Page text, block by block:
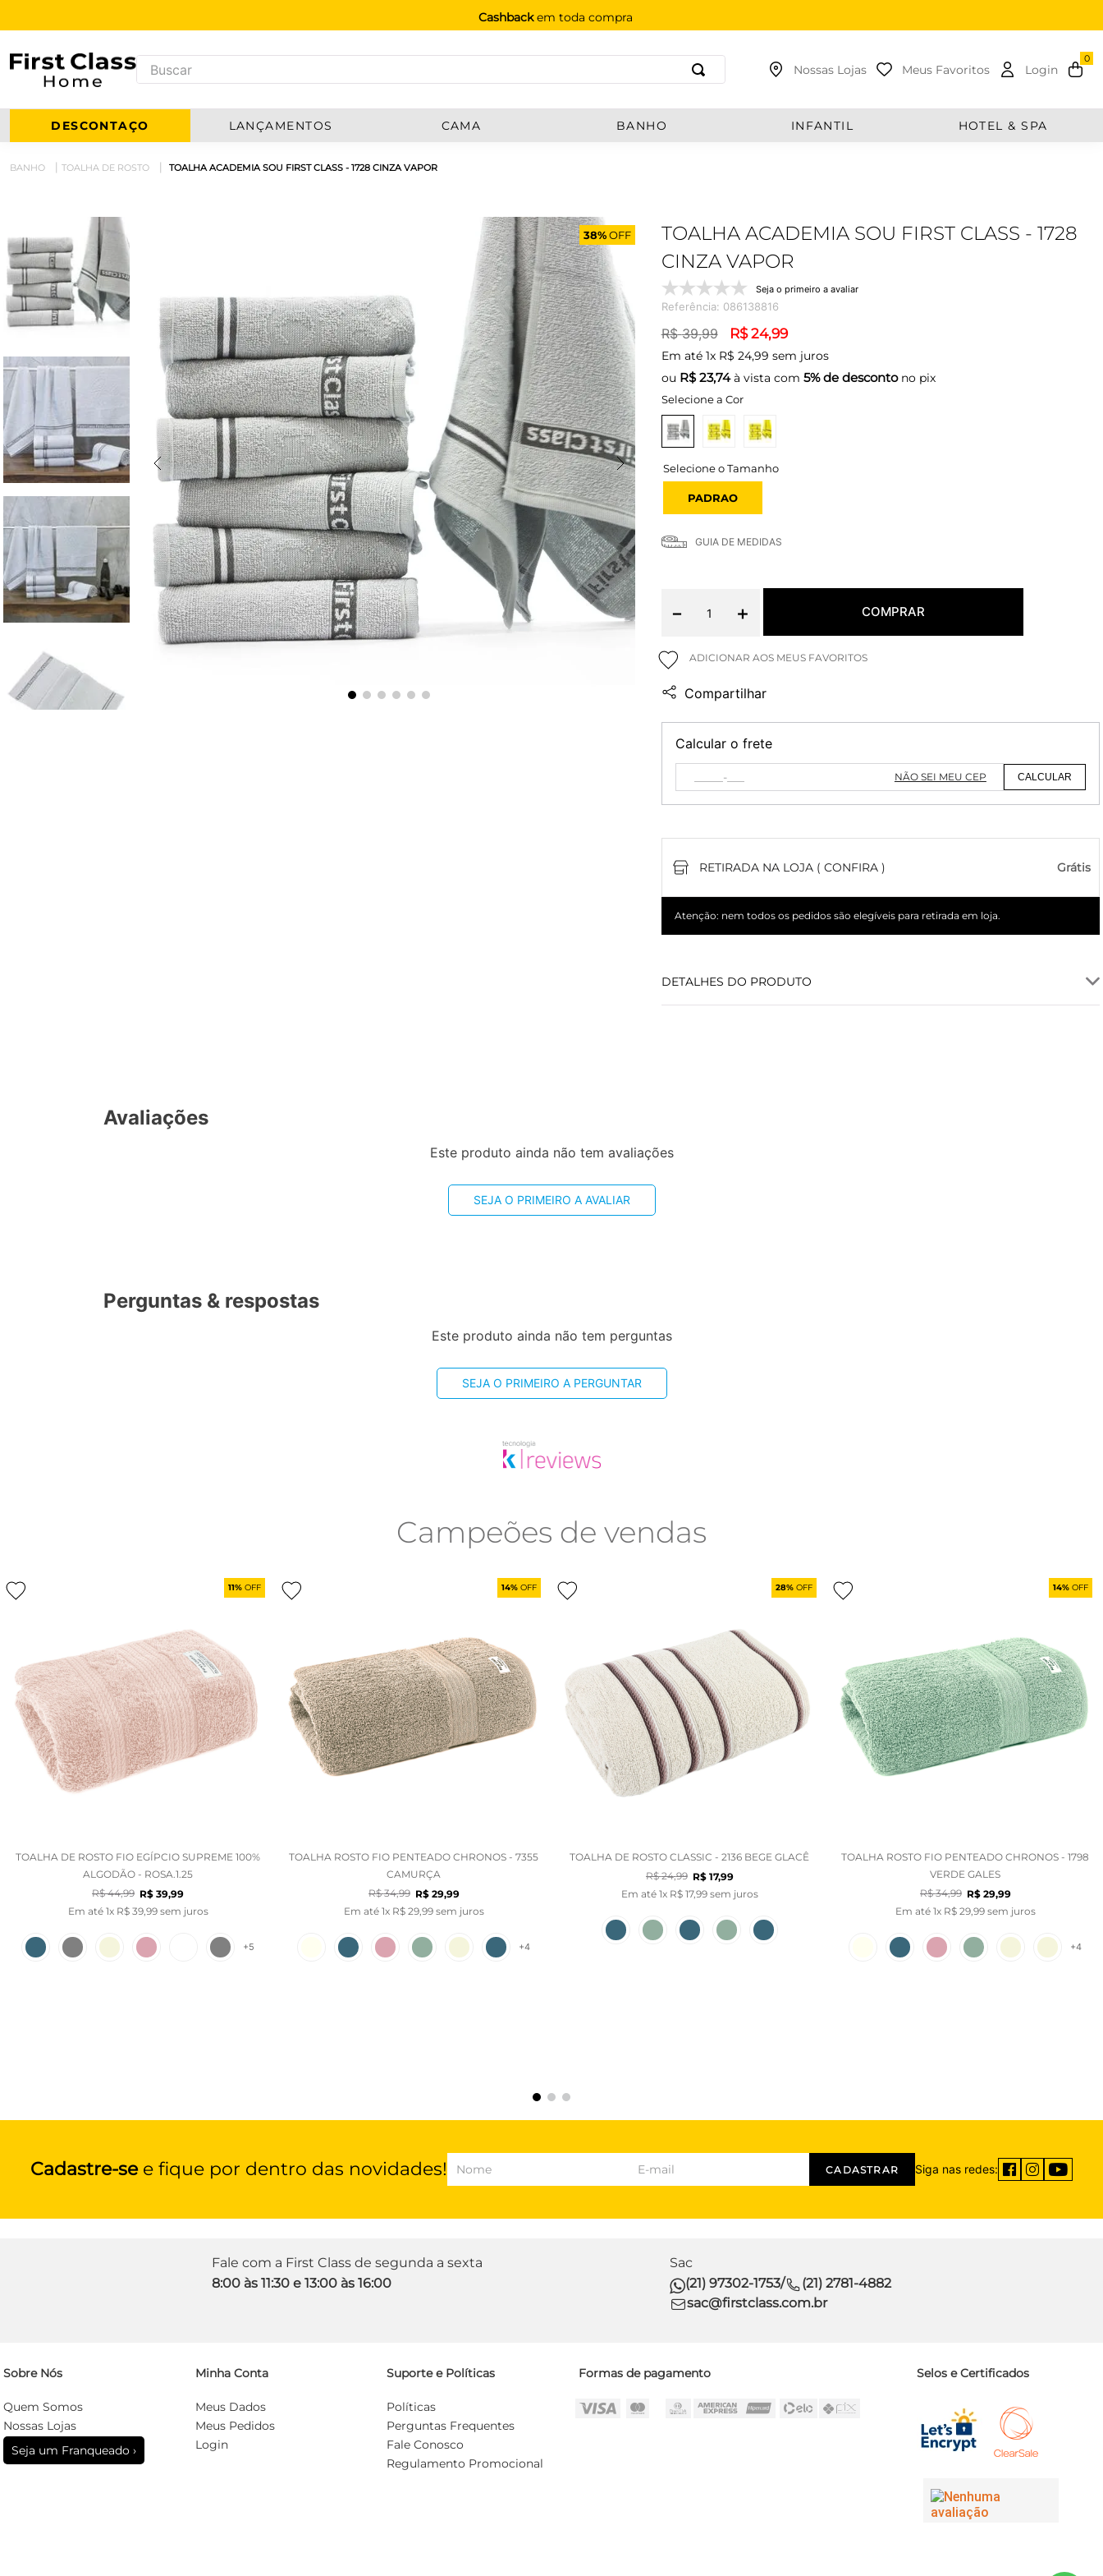
Cashbackem toda compra
Buscar
Nossas Lojas Meus Favoritos Login
DESCONTAÇO LANÇAMENTOS CAMA BANHO INFANTIL HOTEL & SPA
BANHO TOALHA DE ROSTO TOALHA ACADEMIA SOU FIRST CLASS - 1728 CINZA VAPOR
38%OFF
TOALHA ACADEMIA SOU FIRST CLASS - 1728
CINZA VAPOR
Seja o primeiro a avaliar
Referência: 086138816
R$ 39,99 R$ 24,99
Em até 1x R$ 24,99 sem juros
ou R$ 23,74à vista com 5% de descontono pix
Selecione a Cor
PADRAO
GUIA DE MEDIDAS
＋
－ COMPRAR
Compartilhar
Calcular o frete
NÃO SEI MEU CEP CALCULAR
RETIRADA NA LOJA ( CONFIRA ) Grátis
Atenção: nem todos os pedidos são elegíveis para retirada em loja.
DETALHES DO PRODUTO
Avaliações
Este produto ainda não tem avaliações
SEJA O PRIMEIRO A AVALIAR
Perguntas & respostas
Este produto ainda não tem perguntas
SEJA O PRIMEIRO A PERGUNTAR
Campeões de vendas
11% OFF
TOALHA DE ROSTO FIO EGÍPCIO SUPREME 100%
ALGODÃO - ROSA.1.25
R$ 44,99 R$ 39,99
Em até 1x R$ 39, 99sem juros
+5
14% OFF
TOALHA ROSTO FIO PENTEADO CHRONOS - 7355
CAMURÇA
R$ 34,99 R$ 29,99
Em até 1x R$ 29, 99sem juros
+4
28% OFF
TOALHA DE ROSTO CLASSIC - 2136 BEGE GLACÊ
R$ 24,99 R$ 17,99
Em até 1x R$ 17,99sem juros
14% OFF
TOALHA ROSTO FIO PENTEADO CHRONOS - 1798
VERDE GALES
R$ 34,99 R$ 29,99
Em até 1x R$ 29, 99sem juros
+4
Cadastre-see fique por dentro das novidades! CADASTRAR Siga nas redes:
Fale com a First Class de segunda a sexta
8:00 às 11:30 e 13:00 às 16:00
Sac
(21) 97302-1753/
(21) 2781-4882
sac@firstclass.com.br
Sobre Nós
Quem Somos
Nossas Lojas
Seja um Franqueado ›
Minha Conta
Meus Dados
Meus Pedidos
Login
Suporte e Políticas
Políticas
Perguntas Frequentes
Fale Conosco
Regulamento Promocional
Formas de pagamento Selos e Certificados